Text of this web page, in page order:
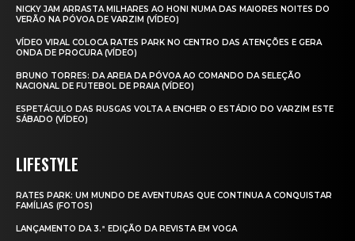
NICKY JAM ARRASTA MILHARES AO HONI NUMA DAS MAIORES NOITES DO
VERÃO NA PÓVOA DE VARZIM (VÍDEO)
VÍDEO VIRAL COLOCA RATES PARK NO CENTRO DAS ATENÇÕES E GERA
ONDA DE PROCURA (VÍDEO)
BRUNO TORRES: DA AREIA DA PÓVOA AO COMANDO DA SELEÇÃO
NACIONAL DE FUTEBOL DE PRAIA (VÍDEO)
ESPETÁCULO DAS RUSGAS VOLTA A ENCHER O ESTÁDIO DO VARZIM ESTE
SÁBADO (VÍDEO)
LIFESTYLE
RATES PARK: UM MUNDO DE AVENTURAS QUE CONTINUA A CONQUISTAR
FAMÍLIAS (FOTOS)
LANÇAMENTO DA 3.ª EDIÇÃO DA REVISTA EM VOGA